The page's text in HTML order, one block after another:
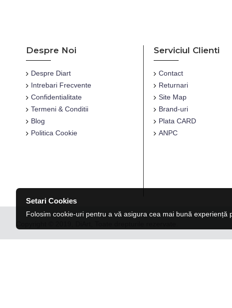
Despre Noi
Despre Diart
Intrebari Frecvente
Confidentialitate
Termeni & Conditii
Blog
Politica Cookie
Serviciul Clienti
Contact
Returnari
Site Map
Brand-uri
Plata CARD
ANPC
Setari Cookies
Folosim cookie-uri pentru a vă asigura cea mai bună